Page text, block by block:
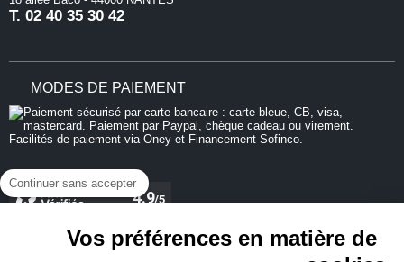
Continuer sans accepter
Vos préférences en matière de
T. 02 40 35 30 42
MODES DE PAIEMENT